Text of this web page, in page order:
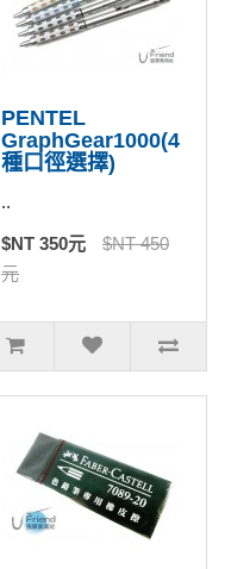
PENTEL
GraphGear1000(4
種口徑選擇)
..
$NT 350元
$NT 450
元